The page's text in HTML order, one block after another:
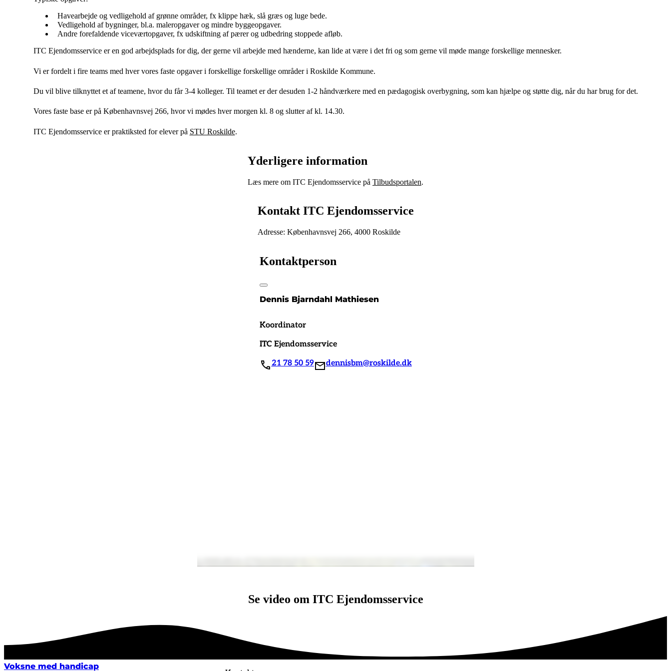
Havearbejde og vedligehold af grønne områder, fx klippe hæk, slå græs og luge bede.
Vedligehold af bygninger, bl.a. maleropgaver og mindre byggeopgaver.
Andre forefaldende viceværtopgaver, fx udskiftning af pærer og udbedring stoppede afløb.
ITC Ejendomsservice er en god arbejdsplads for dig, der gerne vil arbejde med hænderne, kan lide at være i det fri og som gerne vil møde mange forskellige mennesker.
Vi er fordelt i fire teams med hver vores faste opgaver i forskellige forskellige områder i Roskilde Kommune.
Du vil blive tilknyttet et af teamene, hvor du får 3-4 kolleger. Til teamet er der desuden 1-2 håndværkere med en pædagogisk overbygning, som kan hjælpe og støtte dig, når du har brug for det.
Vores faste base er på Københavnsvej 266, hvor vi mødes hver morgen kl. 8 og slutter af kl. 14.30.
ITC Ejendomsservice er praktiksted for elever på STU Roskilde.
Yderligere information
Læs mere om ITC Ejendomsservice på Tilbudsportalen.
Kontakt ITC Ejendomsservice
Adresse: Københavnsvej 266, 4000 Roskilde
Kontaktperson
Dennis Bjarndahl Mathiesen
Koordinator
ITC Ejendomsservice
21 78 50 59
dennisbm@roskilde.dk
Se video om ITC Ejendomsservice
Voksne med handicap